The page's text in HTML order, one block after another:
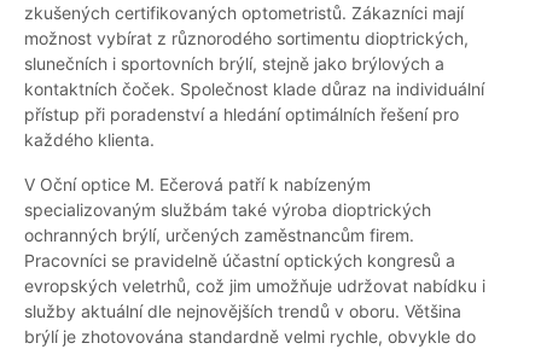
zkušených certifikovaných optometristů. Zákazníci mají
možnost vybírat z různorodého sortimentu dioptrických,
slunečních i sportovních brýlí, stejně jako brýlových a
kontaktních čoček. Společnost klade důraz na individuální
přístup při poradenství a hledání optimálních řešení pro
každého klienta.
V Oční optice M. Ečerová patří k nabízeným
specializovaným službám také výroba dioptrických
ochranných brýlí, určených zaměstnancům firem.
Pracovníci se pravidelně účastní optických kongresů a
evropských veletrhů, což jim umožňuje udržovat nabídku i
služby aktuální dle nejnovějších trendů v oboru. Většina
brýlí je zhotovována standardně velmi rychle, obvykle do